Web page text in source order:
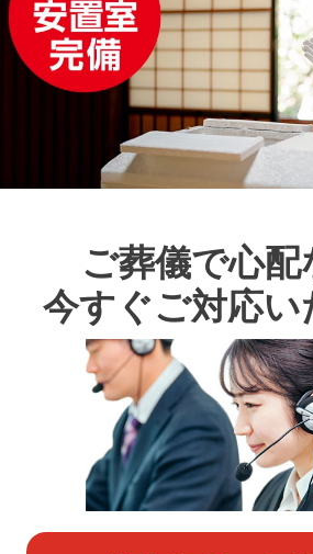
ご葬儀で心配
今すぐご対応い